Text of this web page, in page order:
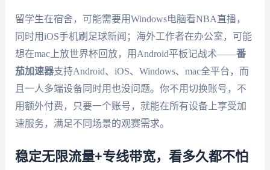
留学生在宿舍，可能需要用Windows电脑看NBA直播，
同时用iOS手机刷足球新闻；海外工作者在办公室，可能
想在mac上放世界杯回放，用Android平板记战术——番
茄加速器支持Android、iOS、Windows、mac全平台，而
且一人多端设备同时用也没问题。你不用切换账号，不
用额外付费，只要一个账号，就能在所有设备上享受加
速服务，满足不同场景的观赛需求。
稳定无限流量+专线带宽，看多久都不怕